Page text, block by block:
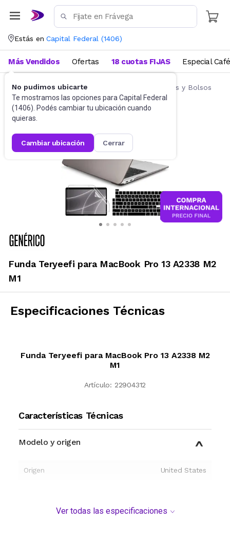
Estás en Capital Federal (1406)
No pudimos ubicarte
Te mostramos las opciones para Capital Federal
(1406). Podés cambiar tu ubicación cuando
quieras.
cambiar ubicación cerrar
Más Vendidos Ofertas 18 cuotas FIJAS Especial Café
Accesorios de Informática Fundas, Estuches y Bolsos
Funda Teryeefi para MacBook Pro 13 A2338 M2
M1
Especificaciones Técnicas
Funda Teryeefi para MacBook Pro 13 A2338 M2
M1
Artículo: 22904312
Características Técnicas
Modelo y origen
Origen United States
Ver todas las especificaciones